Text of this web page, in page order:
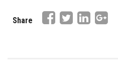
Share